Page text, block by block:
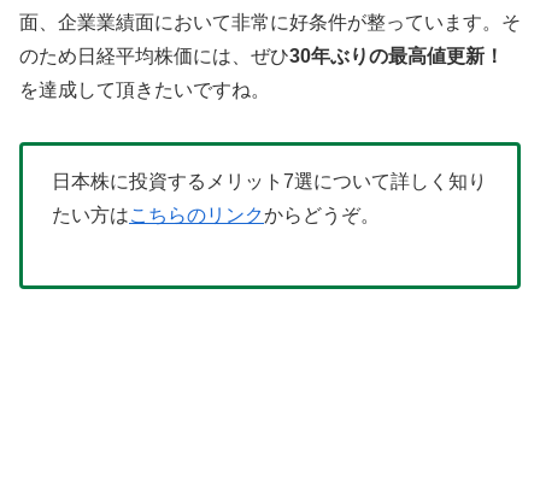
面、企業業績面において非常に好条件が整っています。そ
のため日経平均株価には、ぜひ30年ぶりの最高値更新！
を達成して頂きたいですね。
日本株に投資するメリット7選について詳しく知り
たい方はこちらのリンクからどうぞ。